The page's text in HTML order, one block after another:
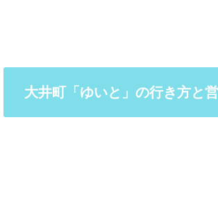
大井町「ゆいと」の行き方と